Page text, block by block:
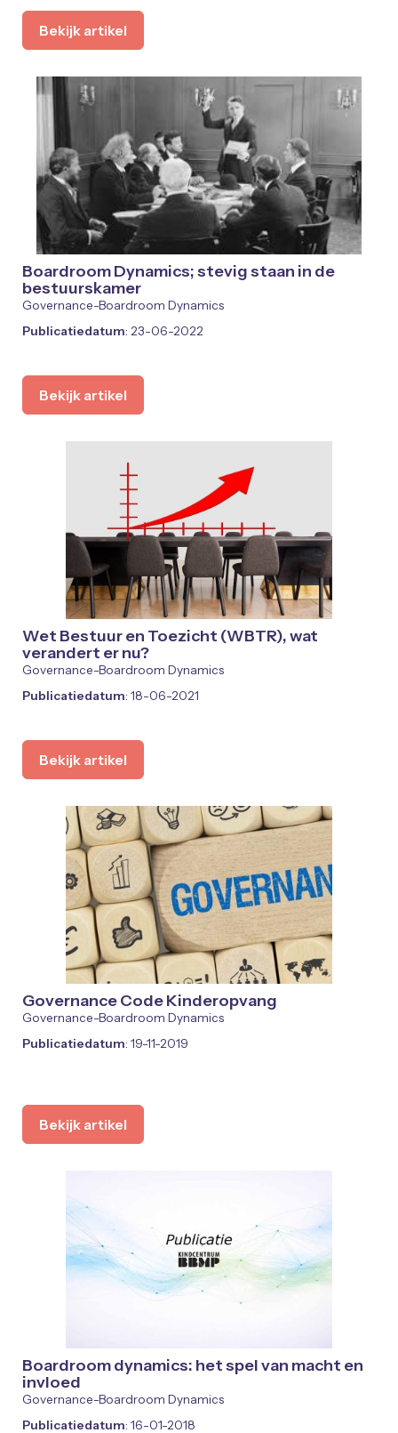
Bekijk artikel
Boardroom Dynamics; stevig staan in de
bestuurskamer
Governance-Boardroom Dynamics
Publicatiedatum: 23-06-2022
Bekijk artikel
Wet Bestuur en Toezicht (WBTR), wat
verandert er nu?
Governance-Boardroom Dynamics
Publicatiedatum: 18-06-2021
Bekijk artikel
Governance Code Kinderopvang
Governance-Boardroom Dynamics
Publicatiedatum: 19-11-2019
Bekijk artikel
Boardroom dynamics: het spel van macht en
invloed
Governance-Boardroom Dynamics
Publicatiedatum: 16-01-2018